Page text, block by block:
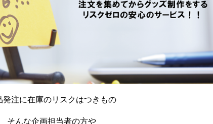
発注に在庫のリスクはつきもの
そんな企画担当者の方や